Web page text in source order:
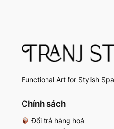
Functional Art for Stylish
Chính sách
Đổi trả hàng hoá